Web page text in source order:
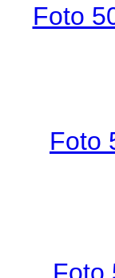
Foto
Foto